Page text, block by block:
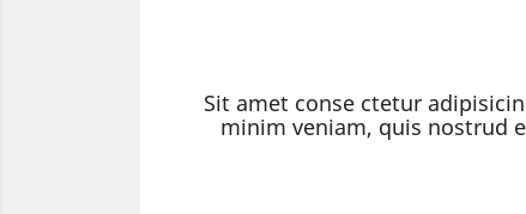
Sit amet conse ctetur
minim veniam, quis nostrud